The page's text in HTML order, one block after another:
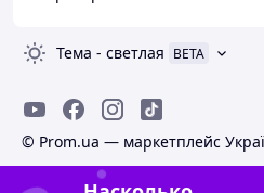
Тема - светлая BETA
© Prom.ua — маркетплейс